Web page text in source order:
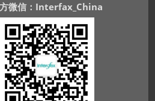
微信：Interfax_China